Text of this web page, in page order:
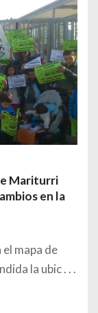
Mariturri
en la
mapa de
la ubic